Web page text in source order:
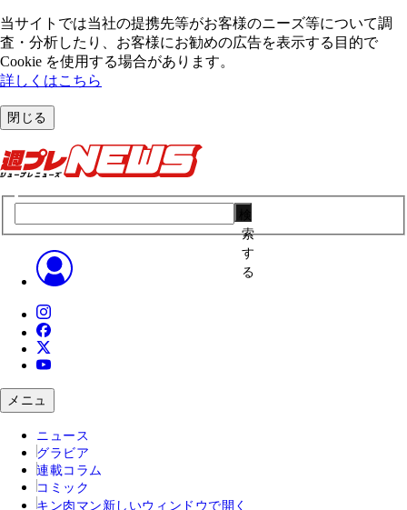
当サイトでは当社の提携先等がお客様のニーズ等について調
査・分析したり、お客様にお勧めの広告を表⽰する⽬的で
Cookie を使⽤する場合があります。
詳しくはこちら
閉じる
索
す
る
メニュ
ニュース
グラビア
連載コラム
コミック
キン肉マン 新しいウィンドウで開く